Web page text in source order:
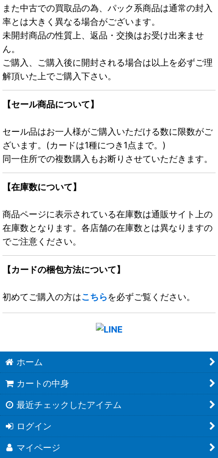
また中古での買取品の為、パック系商品は通常の封入
率とは大きく異なる場合がございます。
未開封商品の性質上、返品・交換はお受け出来ませ
ん。
ご購入、ご購入後に開封される場合は以上を必ずご理
解頂いた上でご購入下さい。
【セール商品について】
セール品はお一人様がご購入いただける数に限数がご
ざいます。(カードは1種につき1点まで。)
同一住所での複数購入もお断りさせていただきます。
【在庫数について】
商品ページに表示されている在庫数は通販サイト上の
在庫数となります。各店舗の在庫数とは異なりますの
でご注意ください。
【カードの梱包方法について】
初めてご購入の方はこちらを必ずご覧ください。
ホーム
カートの中身
最近チェックしたアイテム
ログイン
マイページ